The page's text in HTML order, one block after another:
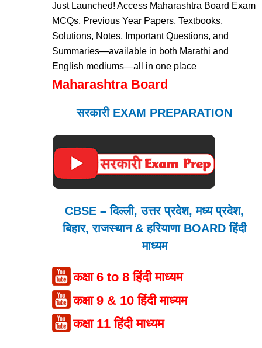
Just Launched! Access Maharashtra Board Exam
MCQs, Previous Year Papers, Textbooks,
Solutions, Notes, Important Questions, and
Summaries—available in both Marathi and
English mediums—all in one place
Maharashtra Board
सरकारी EXAM PREPARATION
CBSE – दिल्ली, उत्तर प्रदेश, मध्य प्रदेश,
बिहार, राजस्थान & हरियाणा BOARD हिंदी
माध्यम
कक्षा 6 to 8 हिंदी माध्यम
कक्षा 9 & 10 हिंदी माध्यम
कक्षा 11 हिंदी माध्यम